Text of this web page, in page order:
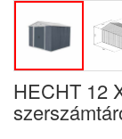
HECHT 12